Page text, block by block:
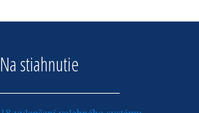
Na stiahnutie